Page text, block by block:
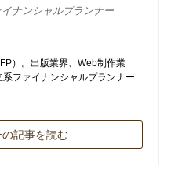
イナンシャルプランナー
）。出版業界、Web制作業
ファイナンシャルプランナー
記事を読む